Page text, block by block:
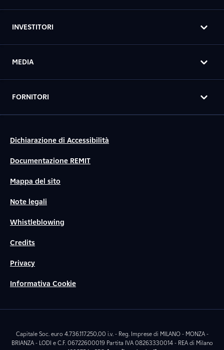
INVESTITORI
MEDIA
FORNITORI
Dichiarazione di Accessibilità
Documentazione REMIT
Mappa del sito
Note legali
Whistleblowing
Credits
Privacy
Informativa Cookie
Capitale Soc. euro 4.736.117.250,00 i.v. - Reg. Imprese di MILANO - MONZA -
BRIANZA - LODI e C.F. 06722600019 Partita IVA 08263330014 - REA di Milano